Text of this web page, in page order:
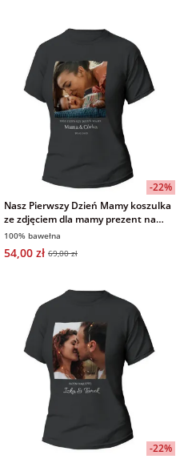
-22%
Nasz Pierwszy Dzień Mamy koszulka
ze zdjęciem dla mamy prezent na
Dzień Matki czarna damska
100% bawełna
54,00 zł 69,00 zł
-22%